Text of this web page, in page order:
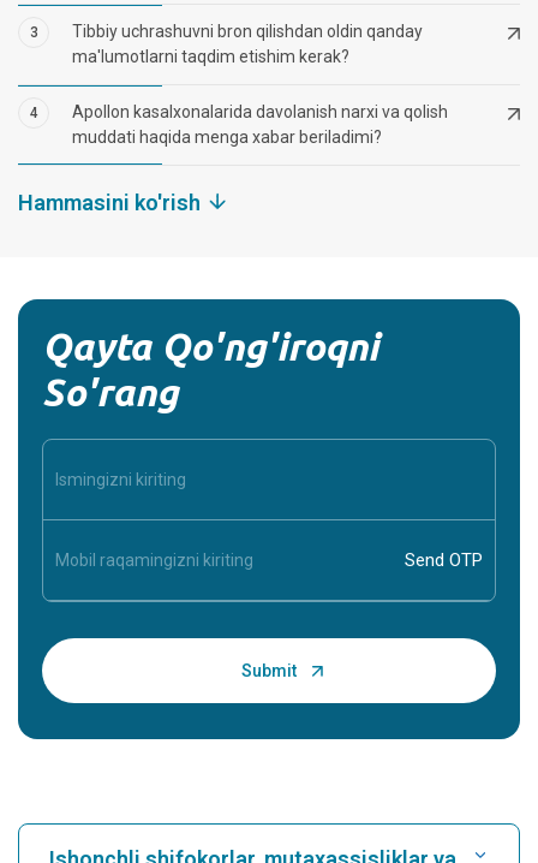
3
Tibbiy uchrashuvni bron qilishdan oldin qanday
ma'lumotlarni taqdim etishim kerak?
4
Apollon kasalxonalarida davolanish narxi va qolish
muddati haqida menga xabar beriladimi?
Hammasini ko'rish
Qayta Qo'ng'iroqni
So'rang